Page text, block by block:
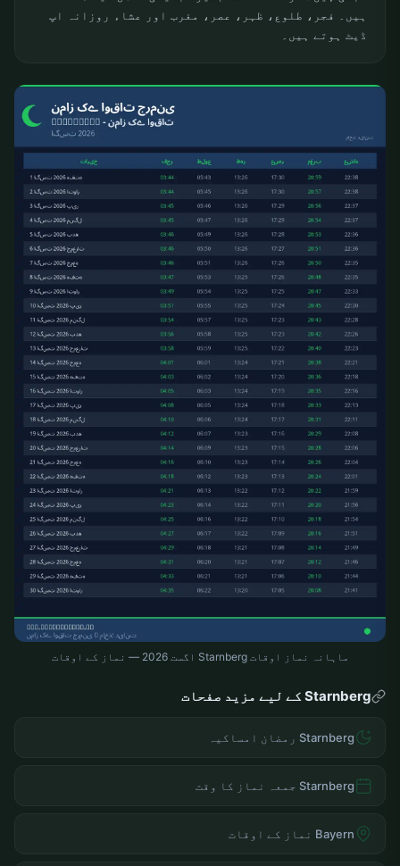
ہیں۔ فجر، طلوع، ظہر، عصر، مغرب اور عشاء روزانہ اپ
ڈیٹ ہوتے ہیں۔
ماہانہ نماز اوقات Starnberg اگست 2026 — نماز کے اوقات
Starnberg کے لیے مزید صفحات
Starnberg رمضان امساکیہ
Starnberg جمعہ نماز کا وقت
Bayern نماز کے اوقات